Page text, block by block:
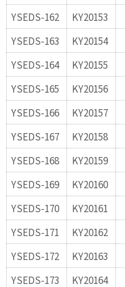
YSEDS-162
KY20153
YSEDS-163
KY20154
YSEDS-164
KY20155
YSEDS-165
KY20156
YSEDS-166
KY20157
YSEDS-167
KY20158
YSEDS-168
KY20159
YSEDS-169
KY20160
YSEDS-170
KY20161
YSEDS-171
KY20162
YSEDS-172
KY20163
YSEDS-173
KY20164